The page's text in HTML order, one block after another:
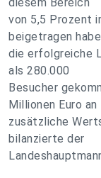
von 5,5 Prozent
beigetragen
die erfolgreiche
als 280.000
Besucher
Millionen Euro an
zusätzliche
bilanzierte der